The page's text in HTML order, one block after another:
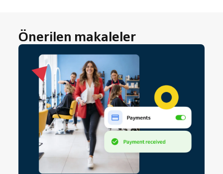
Önerilen makaleler